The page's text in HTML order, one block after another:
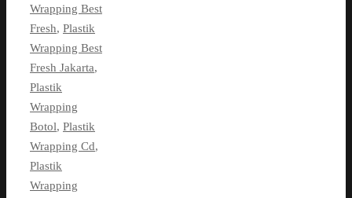
Wrapping Best
Fresh, Plastik
Wrapping Best
Fresh Jakarta,
Plastik
Wrapping
Botol, Plastik
Wrapping Cd,
Plastik
Wrapping